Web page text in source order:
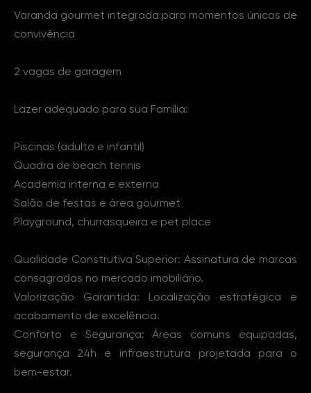
Varanda gourmet integrada para momentos únicos de
convivência
2 vagas de garagem
Lazer adequado para sua Família:
Piscinas (adulto e infantil)
Quadra de beach tennis
Academia interna e externa
Salão de festas e área gourmet
Playground, churrasqueira e pet place
Qualidade Construtiva Superior: Assinatura de marcas
consagradas no mercado imobiliário.
Valorização Garantida: Localização estratégica e
acabamento de excelência.
Conforto e Segurança: Áreas comuns equipadas,
segurança 24h e infraestrutura projetada para o
bem-estar.